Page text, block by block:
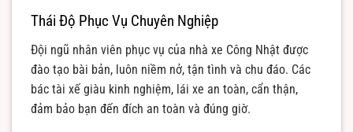
Thái Độ Phục Vụ Chuyên Nghiệp
Đội ngũ nhân viên phục vụ của nhà xe Công Nhật được
đào tạo bài bản, luôn niềm nở, tận tình và chu đáo. Các
bác tài xế giàu kinh nghiệm, lái xe an toàn, cẩn thận,
đảm bảo bạn đến đích an toàn và đúng giờ.